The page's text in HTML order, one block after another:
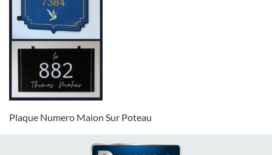
Plaque Numero Maion Sur Poteau